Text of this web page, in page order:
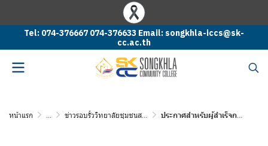
Tel: 074-376667 074-376633 Email: songkhla-iccs@sk-
cc.ac.th
หน้าแรก ... ข่าวรอบรั้ววิทยาลัยชุมชนสงขลา ประกาศสำหรับผู้สำเร็จการศึกษา รหัส 60 – 64 สำนักวิชาการ วิทยาลัยชุมชนสงขลา ขอแจ้งยกเลิกการใช้งานอีเมล